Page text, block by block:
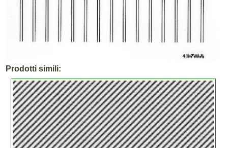
Prodotti simili: